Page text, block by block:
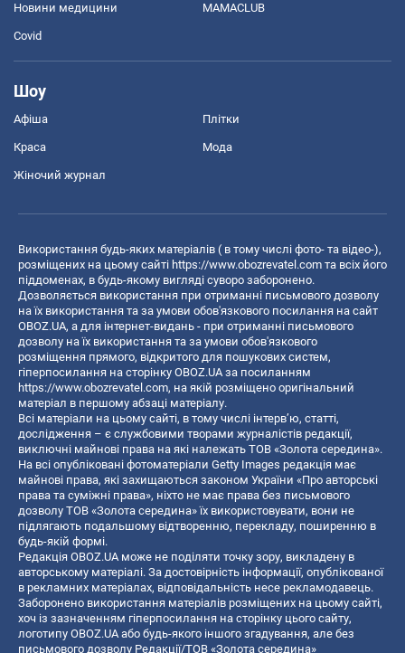
Новини медицини MAMACLUB
Covid
Шоу
Афіша Плітки
Краса Мода
Жіночий журнал
Використання будь-яких матеріалів ( в тому числі фото- та відео-),
розміщених на цьому сайті https://www.obozrevatel.com та всіх його
піддоменах, в будь-якому вигляді суворо заборонено.
Дозволяється використання при отриманні письмового дозволу
на їх використання та за умови обов'язкового посилання на сайт
OBOZ.UA, а для інтернет-видань - при отриманні письмового
дозволу на їх використання та за умови обов'язкового
розміщення прямого, відкритого для пошукових систем,
гіперпосилання на сторінку OBOZ.UA за посиланням
https://www.obozrevatel.com, на якій розміщено оригінальний
матеріал в першому абзаці матеріалу.
Всі матеріали на цьому сайті, в тому числі інтерв’ю, статті,
дослідження – є службовими творами журналістів редакції,
виключні майнові права на які належать ТОВ «Золота середина».
На всі опубліковані фотоматеріали Getty Images редакція має
майнові права, які захищаються законом України «Про авторські
права та суміжні права», ніхто не має права без письмового
дозволу ТОВ «Золота середина» їх використовувати, вони не
підлягають подальшому відтворенню, перекладу, поширенню в
будь-якій формі.
Редакція OBOZ.UA може не поділяти точку зору, викладену в
авторському матеріалі. За достовірність інформації, опублікованої
в рекламних матеріалах, відповідальність несе рекламодавець.
Заборонено використання матеріалів розміщених на цьому сайті,
хоч із зазначенням гіперпосилання на сторінку цього сайту,
логотипу OBOZ.UA або будь-якого іншого згадування, але без
письмового дозволу Редакції/ТОВ «Золота середина»